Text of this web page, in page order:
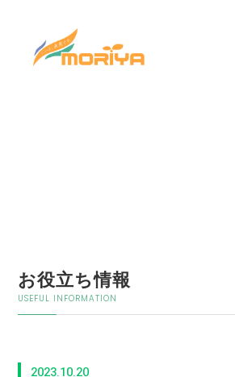
お役立ち情報
USEFUL INFORMATION
2023.10.20